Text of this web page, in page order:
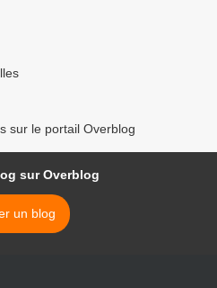
sur le portail Overblog
sur Overblog
un blog